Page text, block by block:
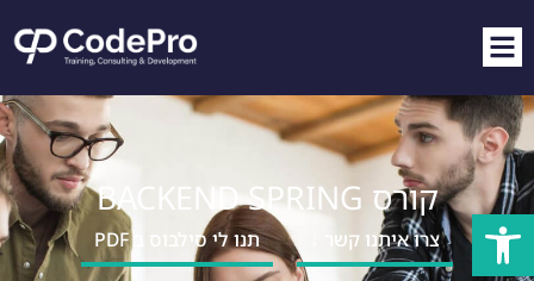
פתח סרגל נגישות
קורס BACKEND SPRING
צרו איתנו קשר ↓ תנו לי סילבוס ב PDF